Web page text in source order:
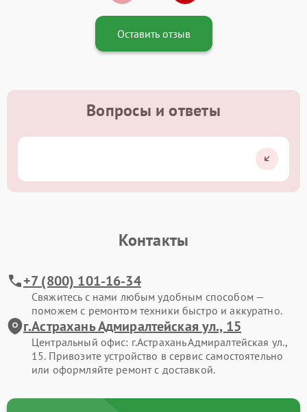
Оставить отзыв
Вопросы и ответы
Контакты
+7 (800) 101-16-34
Свяжитесь с нами любым удобным способом —
поможем с ремонтом техники быстро и аккуратно.
г.Астрахань Адмиралтейская ул., 15
Центральный офис: г.Астрахань Адмиралтейская ул.,
15. Привозите устройство в сервис самостоятельно
или оформляйте ремонт с доставкой.